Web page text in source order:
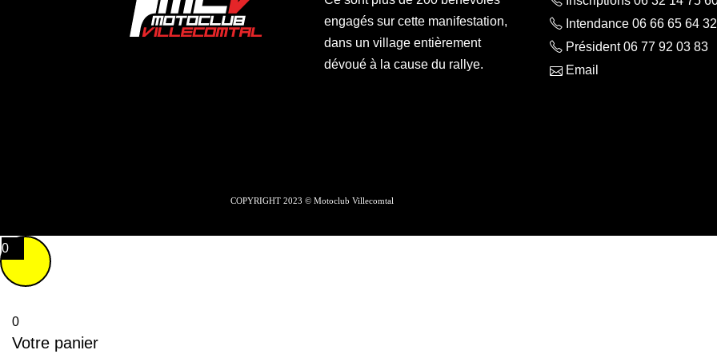
engagés sur cette manifestation,
dans un village entièrement
dévoué à la cause du rallye.
Intendance 06 66 65 64 32
Président 06 77 92 03 83
Email
COPYRIGHT 2023 © Motoclub Villecomtal
0
0
Votre panier